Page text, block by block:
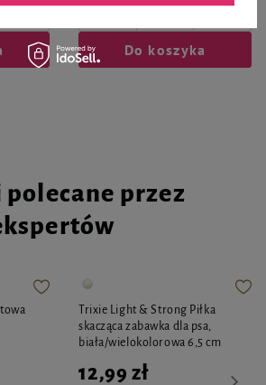
-
Do koszyka
przez
Trixie Light & Strong Piłka
skacząca zabawka dla psa,
biała/wielokolorowa 6,5 cm
12,99 zł